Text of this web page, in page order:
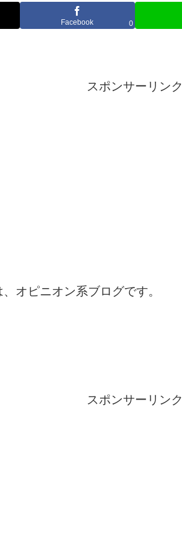
Facebook 0
スポンサーリンク
オピニオン系ブログです。
スポンサーリンク